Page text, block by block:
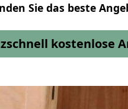
Sie das beste
kostenlose